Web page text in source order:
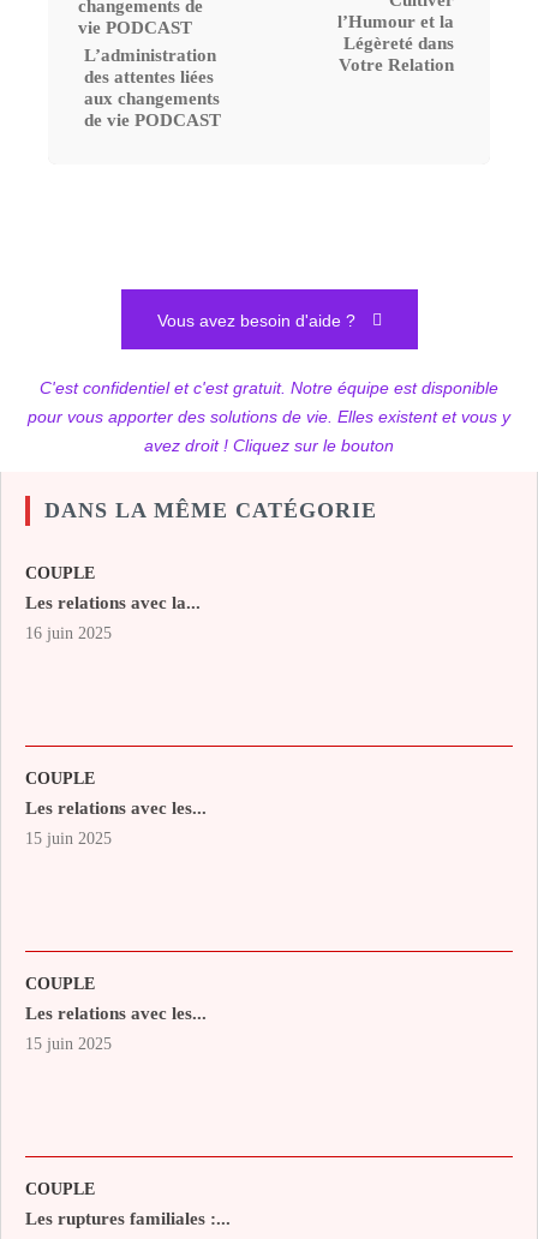
L’administration
des attentes liées
aux changements
de vie PODCAST
l’Humour et la
Légèreté dans
Votre Relation
Vous avez besoin d'aide ?
C'est confidentiel et c'est gratuit. Notre équipe est disponible
pour vous apporter des solutions de vie. Elles existent et vous y
avez droit ! Cliquez sur le bouton
DANS LA MÊME CATÉGORIE
COUPLE
Les relations avec la...
16 juin 2025
COUPLE
Les relations avec les...
15 juin 2025
COUPLE
Les relations avec les...
15 juin 2025
COUPLE
Les ruptures familiales :...